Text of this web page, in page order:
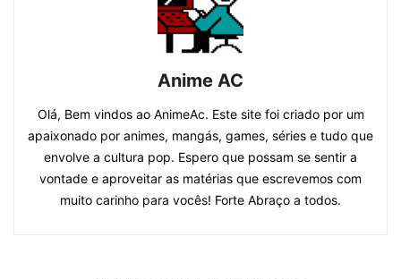
Anime AC
Olá, Bem vindos ao AnimeAc. Este site foi criado por um
apaixonado por animes, mangás, games, séries e tudo que
envolve a cultura pop. Espero que possam se sentir a
vontade e aproveitar as matérias que escrevemos com
muito carinho para vocês! Forte Abraço a todos.